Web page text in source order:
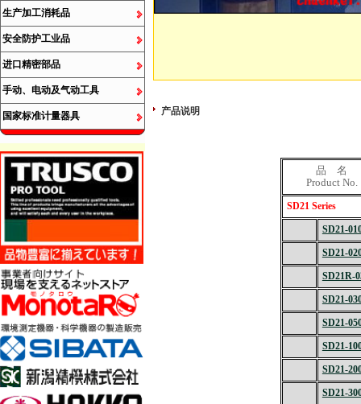
生产加工消耗品
安全防护工业品
进口精密部品
手动、电动及气动工具
国家标准计量器具 产品说明
品 名
Product No.
SD21 Series
SD21-
SD21-
SD21R-
SD21-
SD21-
SD21-
SD21-
SD21-